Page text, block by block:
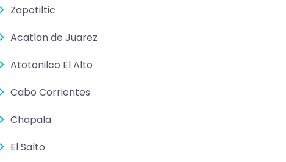
Zapotiltic
Acatlan de Juarez
Atotonilco El Alto
Cabo Corrientes
Chapala
El Salto